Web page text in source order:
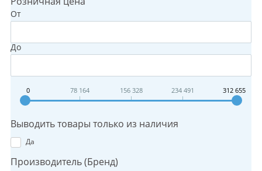
От
До
0 78 164 156 328 234 491 312 655
Выводить товары только из наличия
Да
Производитель (Бренд)